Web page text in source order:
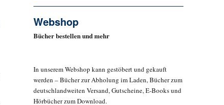
Webshop
Bücher bestellen und mehr
In unserem Webshop kann gestöbert und gekauft
werden – Bücher zur Abholung im Laden, Bücher zum
deutschlandweiten Versand, Gutscheine, E-Books und
Hörbücher zum Download.